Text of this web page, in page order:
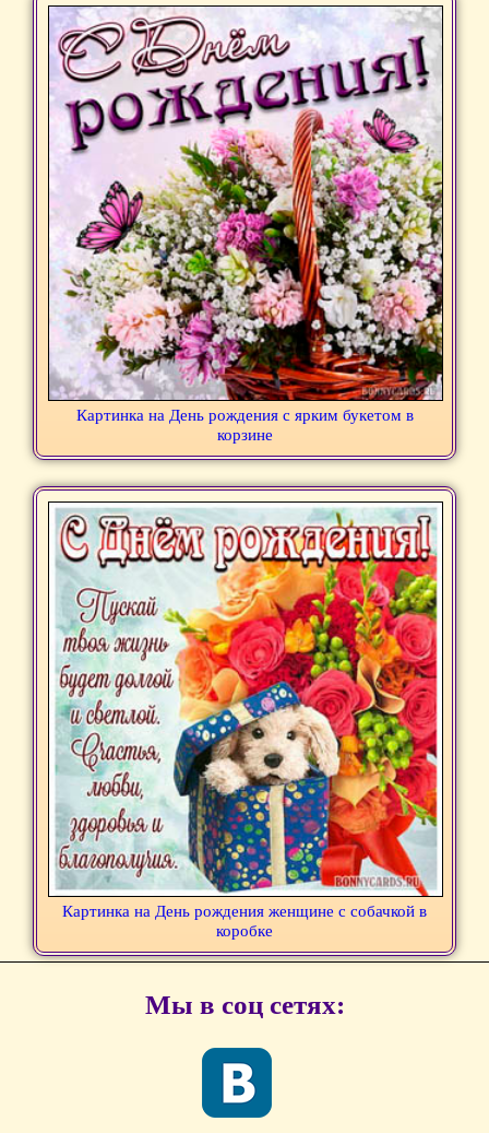
Картинка на День рождения с ярким букетом в
корзине
Картинка на День рождения женщине с собачкой в
коробке
Мы в соц сетях: